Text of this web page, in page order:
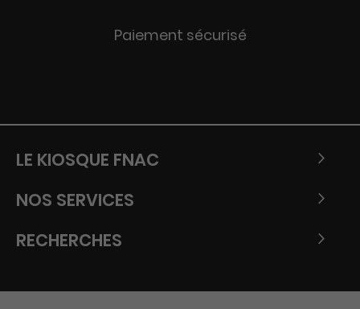
Paiement sécurisé
LE KIOSQUE FNAC
NOS SERVICES
RECHERCHES